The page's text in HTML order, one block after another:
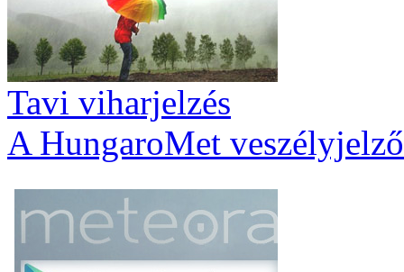
Tavi viharjelzés
A HungaroMet